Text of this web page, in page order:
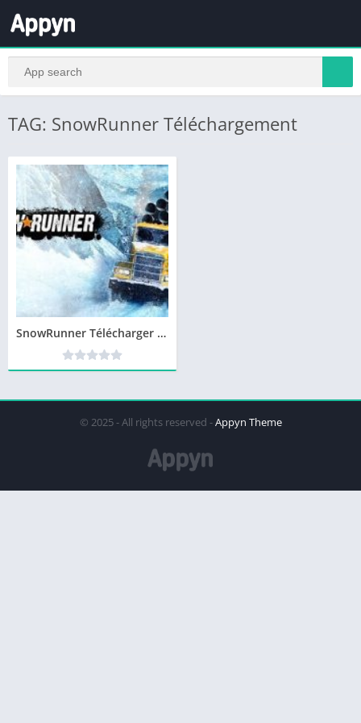
TAG: SnowRunner Téléchargement
SnowRunner Télécharger Gratuit Jeu PC
© 2025 - All rights reserved -Appyn Theme